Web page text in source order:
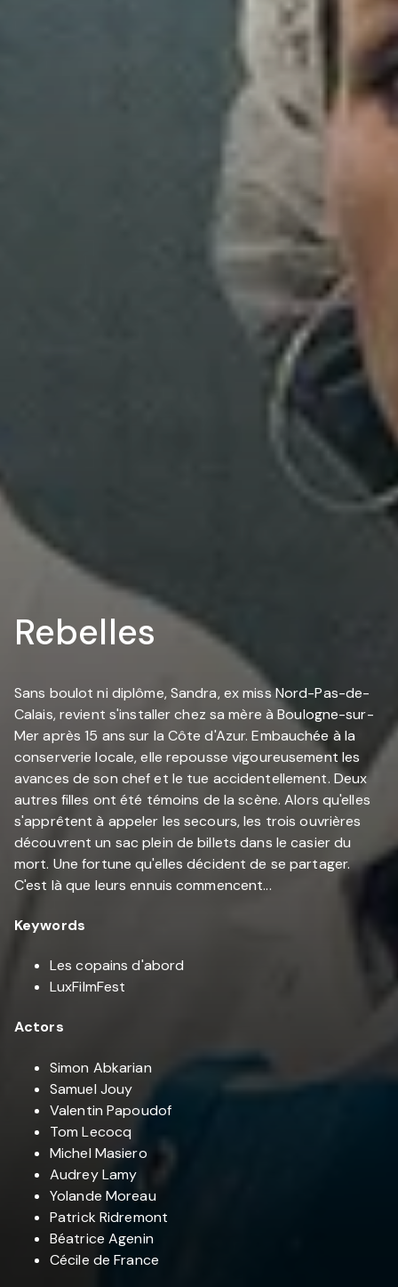
Rebelles
Sans boulot ni diplôme, Sandra, ex miss Nord-Pas-de-
Calais, revient s'installer chez sa mère à Boulogne-sur-
Mer après 15 ans sur la Côte d'Azur. Embauchée à la
conserverie locale, elle repousse vigoureusement les
avances de son chef et le tue accidentellement. Deux
autres filles ont été témoins de la scène. Alors qu'elles
s'apprêtent à appeler les secours, les trois ouvrières
découvrent un sac plein de billets dans le casier du
mort. Une fortune qu'elles décident de se partager.
C'est là que leurs ennuis commencent...
Keywords
Les copains d'abord
LuxFilmFest
Actors
Simon Abkarian
Samuel Jouy
Valentin Papoudof
Tom Lecocq
Michel Masiero
Audrey Lamy
Yolande Moreau
Patrick Ridremont
Béatrice Agenin
Cécile de France